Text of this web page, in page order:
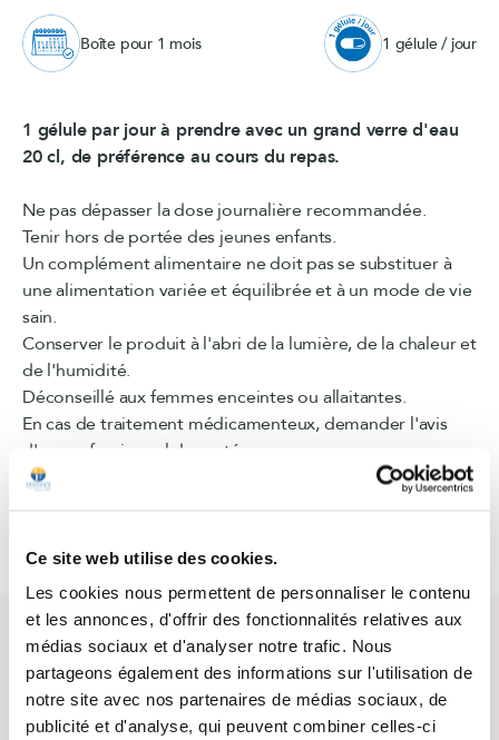
Ce site web utilise des cookies.
Les cookies nous permettent de personnaliser le contenu
et les annonces, d'offrir des fonctionnalités relatives aux
médias sociaux et d'analyser notre trafic. Nous
partageons également des informations sur l'utilisation de
notre site avec nos partenaires de médias sociaux, de
publicité et d'analyse, qui peuvent combiner celles-ci
Boîte pour 1 mois 1 gélule / jour
1 gélule par jour à prendre avec un grand verre d'eau
20 cl, de préférence au cours du repas.
Ne pas dépasser la dose journalière recommandée.
Tenir hors de portée des jeunes enfants.
Un complément alimentaire ne doit pas se substituer à
une alimentation variée et équilibrée et à un mode de vie
sain.
Conserver le produit à l'abri de la lumière, de la chaleur et
de l'humidité.
Déconseillé aux femmes enceintes ou allaitantes.
En cas de traitement médicamenteux, demander l'avis
d'un professionnel de santé.
Réservé à l'adulte.
Questions / Réponses
Posez votre question sur ce produit